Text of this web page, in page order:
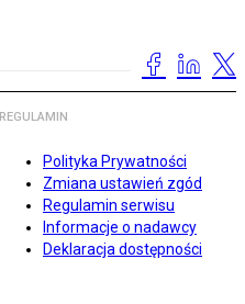
REGULAMIN
Polityka Prywatności
Zmiana ustawień zgód
Regulamin serwisu
Informacje o nadawcy
Deklaracja dostępności